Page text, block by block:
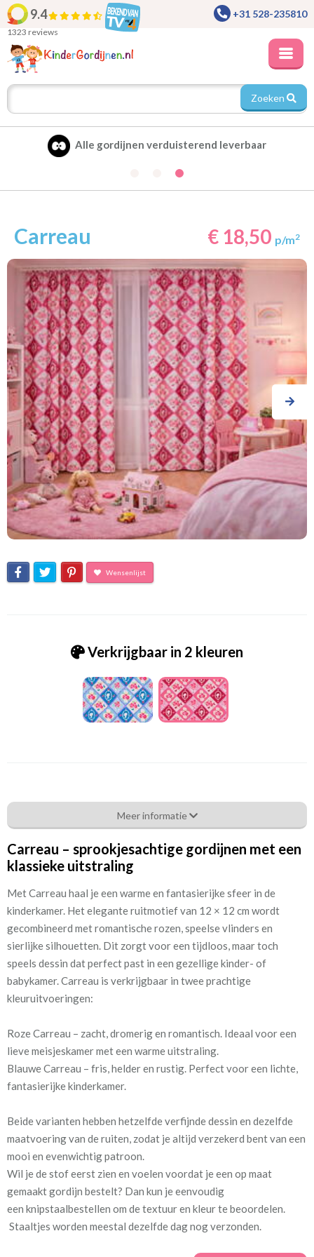
9.4
1323 reviews
+31 528-235810
Zoeken
Alle gordijnen verduisterend leverbaar
Carreau € 18,50 p/m2
Wensenlijst
Verkrijgbaar in 2 kleuren
Tc.PUCK.33.140 - Carreau
Eigenschappen gordijnstof
Artikelnummer Tc.PUCK.33.140 - Carreau
Patroon: 64 cm
Stofbreedte:
Mate van verduistering:
Geen (voering optioneel
tijdens bestelproces)
Meestal eerder, maar houd
Materiaal: 100% katoen
Voor extra isolatie en verduistering kun je tijdens het
bestelproces de optie “Voering” aanvinken.
Een voering zorgt ervoor dat in de winter de kou zoveel mogelijk
buiten blijft en in de zomer de warmte wordt geweerd. In een
slaapkamer bevordert dit een goede nachtrust.
Meer informatie
Carreau – sprookjesachtige gordijnen met een
klassieke uitstraling
Met Carreau haal je een warme en fantasierijke sfeer in de
kinderkamer. Het elegante ruitmotief van 12 × 12 cm wordt
gecombineerd met romantische rozen, speelse vlinders en
sierlijke silhouetten. Dit zorgt voor een tijdloos, maar toch
speels dessin dat perfect past in een gezellige kinder- of
babykamer. Carreau is verkrijgbaar in twee prachtige
kleuruitvoeringen:
Roze Carreau – zacht, dromerig en romantisch. Ideaal voor een
lieve meisjeskamer met een warme uitstraling.
Blauwe Carreau – fris, helder en rustig. Perfect voor een lichte,
fantasierijke kinderkamer.
Beide varianten hebben hetzelfde verfijnde dessin en dezelfde
maatvoering van de ruiten, zodat je altijd verzekerd bent van een
mooi en evenwichtig patroon.
Wil je de stof eerst zien en voelen voordat je een op maat
gemaakt gordijn bestelt? Dan kun je eenvoudig
een knipstaalbestellen om de textuur en kleur te beoordelen.
Staaltjes worden meestal dezelfde dag nog verzonden.